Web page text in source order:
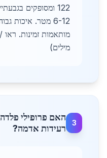
122 ומסופקים
6-12 מטר. איכות
מילים)
3
האם פרופילי
רעידות אדמה?